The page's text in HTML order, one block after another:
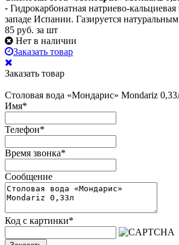
- Гидрокарбонатная натриево-
западе Испании. Газируется
85 руб. за шт
Нет в наличии
Заказать товар
Заказать товар
Столовая вода «Мондарис» Mondariz
Имя*
Телефон*
Время звонка*
Сообщение
Код с картинки*